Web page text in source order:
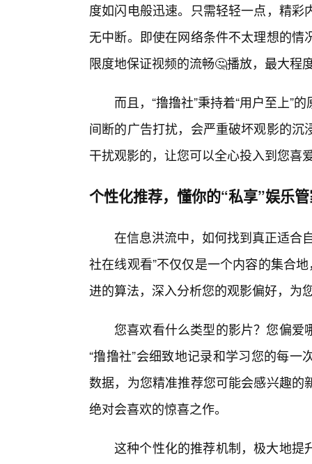
度如闪电般迅速。只需轻轻一点，精
无中断。即使在网络条件不太理想的
限度地保证视频的流畅🤔播放，最大程
而且，“撸撸社”秉持着“用户至上”
间断的广告打扰，会严重破坏观影的
干扰观影的，让您可以全心投入到您喜
个性化推荐，懂你的“私享”娱乐
在信息洪流中，如何找到真正适合
社在线观看”不仅仅是一个内容的集合
进的算法，深入分析您的观影偏好，为
您喜欢看什么类型的影片？您偏爱
“撸撸社”会细致地记录和学习您的每
数据，为您精准推荐您可能会感兴趣
绝对会喜欢的惊喜之作。
这种个性化的推荐机制，极大地提